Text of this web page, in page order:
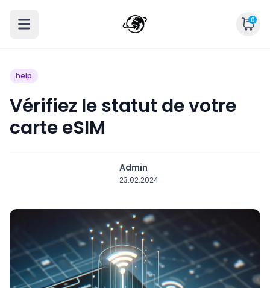
0
help
Vérifiez le statut de votre
carte eSIM
Admin
23.02.2024